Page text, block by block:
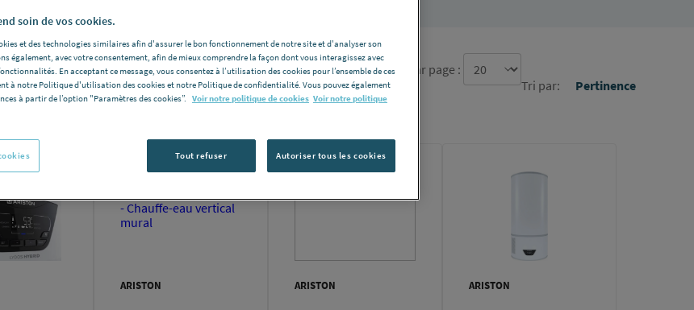
671
Nombre d'élément par page :
Tri par:
Pertinence
ARISTON ARISTON ARISTON
soin de vos cookies.
et des technologies similaires afin d'assurer le bon fonctionnement de notre site et d'analyser son
également, avec votre consentement, afin de mieux comprendre la façon dont vous interagissez avec
En acceptant ce message, vous consentez à l’utilisation des cookies pour l’ensemble de ces
à notre Politique d'utilisation des cookies et notre Politique de confidentialité. Vous pouvez également
à partir de l’option "Paramètres des cookies”. Voir notre politique de cookies Voir notre politique
Tout refuser Autoriser tous les cookies